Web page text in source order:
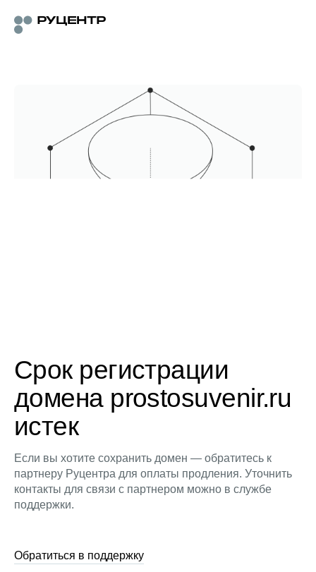
Срок регистрации
домена prostosuvenir.ru
истек
Если вы хотите сохранить домен — обратитесь к
партнеру Руцентра для оплаты продления. Уточнить
контакты для связи с партнером можно в службе
поддержки.
Обратиться в поддержку